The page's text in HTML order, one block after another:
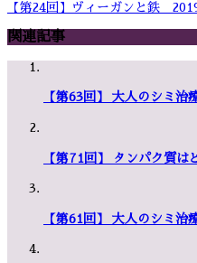
【第24回】ヴィーガンと鉄
関連記事
【第63回】 大人のシミ
【第71回】 タンパク質
【第61回】 大人のシミ